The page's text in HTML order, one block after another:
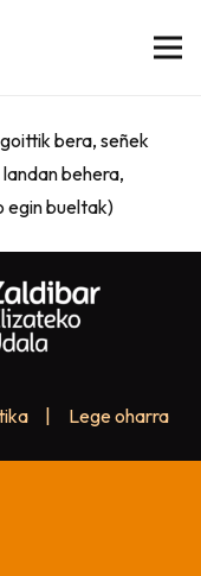
bera, señek
behera,
egin bueltak)
Lege oharra